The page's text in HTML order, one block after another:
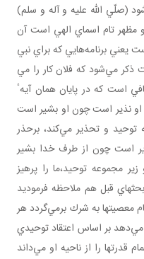
(صلّي الله عليه و آله و سلم)
تام اسماي الهي است آن
برنامه‌هايي كه براي نبي
مي‌شود كه فلان كار را مي‌
است كه در پايان همان آيهٴ
نذير است چون او بشير است
توحيد و تحذير مي‌كند، برحذر
است چون از طرف خدا بشير
مجموعه توحيد،ما را پرهيز
قبل هم ملاحظه فرموديد
معصيتها به شرك برمي‌گردد هر
بر اساس اعتقاد توحيدي
قدرتها را از ناحيه او مي‌داند